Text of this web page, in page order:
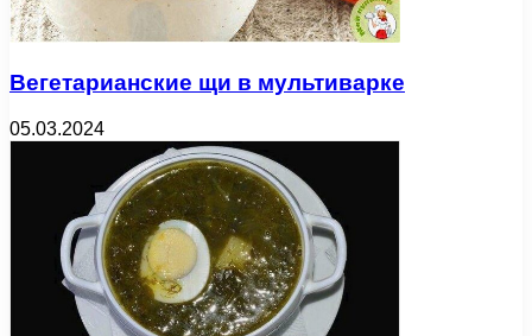
Вегетарианские щи в мультиварке
05.03.2024